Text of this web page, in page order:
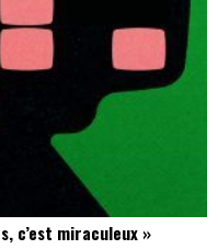
c’est miraculeux »